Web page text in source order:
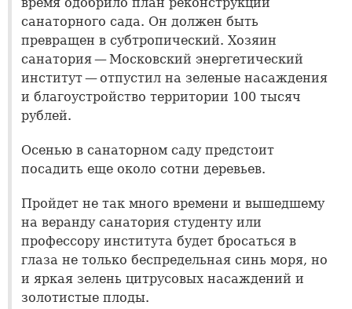
санаторного сада. Он должен быть
превращен в субтропический. Хозяин
санатория — Московский энергетический
институт — отпустил на зеленые насаждения
и благоустройство территории 100 тысяч
рублей.
Осенью в санаторном саду предстоит
посадить еще около сотни деревьев.
Пройдет не так много времени и вышедшему
на веранду санатория студенту или
профессору института будет бросаться в
глаза не только беспредельная синь моря, но
и яркая зелень цитрусовых насаждений и
золотистые плоды.